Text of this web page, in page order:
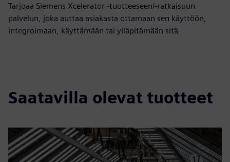
Tarjoaa Siemens Xcelerator -tuotteeseen/-ratkaisuun
palvelun, joka auttaa asiakasta ottamaan sen käyttöön,
integroimaan, käyttämään tai ylläpitämään sitä
Saatavilla olevat tuotteet